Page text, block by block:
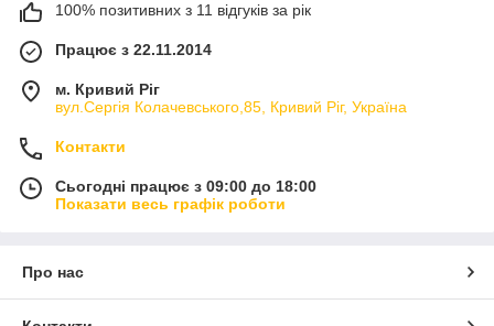
100% позитивних з 11 відгуків за рік
Працює з 22.11.2014
м. Кривий Ріг
вул.Сергія Колачевського,85, Кривий Ріг, Україна
Контакти
Сьогодні працює з 09:00 до 18:00
Показати весь графік роботи
Про нас